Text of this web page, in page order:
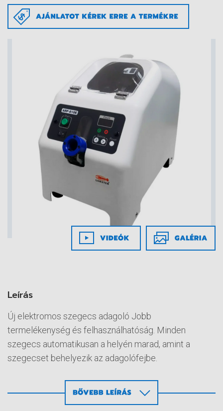
Leírás
Új elektromos szegecs adagoló Jobb
termelékenység és felhasználhatóság. Minden
szegecs automatikusan a helyén marad, amint a
szegecset behelyezik az adagolófejbe.